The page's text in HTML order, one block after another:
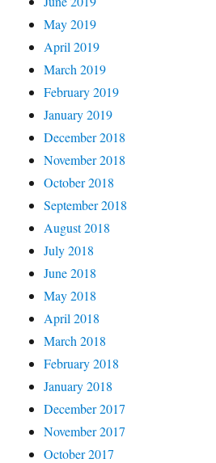
May 2019
April 2019
March 2019
February 2019
January 2019
December 2018
November 2018
October 2018
September 2018
August 2018
July 2018
June 2018
May 2018
April 2018
March 2018
February 2018
January 2018
December 2017
November 2017
October 2017